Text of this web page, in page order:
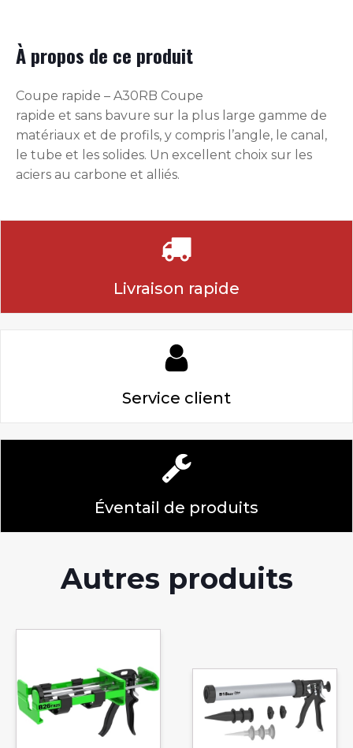
À propos de ce produit
Coupe rapide – A30RB Coupe
rapide et sans bavure sur la plus large gamme de
matériaux et de profils, y compris l’angle, le canal,
le tube et les solides. Un excellent choix sur les
aciers au carbone et alliés.
Livraison rapide
Service client
Éventail de produits
Autres produits